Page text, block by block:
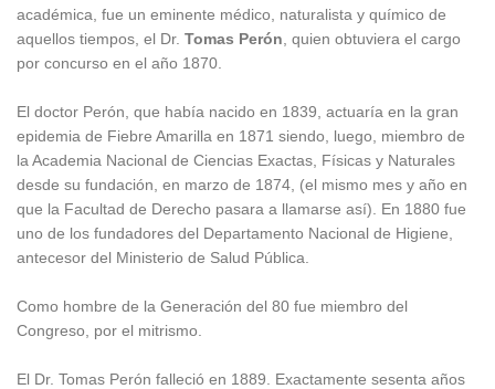
académica, fue un eminente médico, naturalista y químico de
aquellos tiempos, el Dr. Tomas Perón , quien obtuviera el cargo
por concurso en el año 1870.
El doctor Perón, que había nacido en 1839, actuaría en la gran
epidemia de Fiebre Amarilla en 1871 siendo, luego, miembro de
la Academia Nacional de Ciencias Exactas, Físicas y Naturales
desde su fundación, en marzo de 1874, (el mismo mes y año en
que la Facultad de Derecho pasara a llamarse así). En 1880 fue
uno de los fundadores del Departamento Nacional de Higiene,
antecesor del Ministerio de Salud Pública.
Como hombre de la Generación del 80 fue miembro del
Congreso, por el mitrismo.
El Dr. Tomas Perón falleció en 1889. Exactamente sesenta años